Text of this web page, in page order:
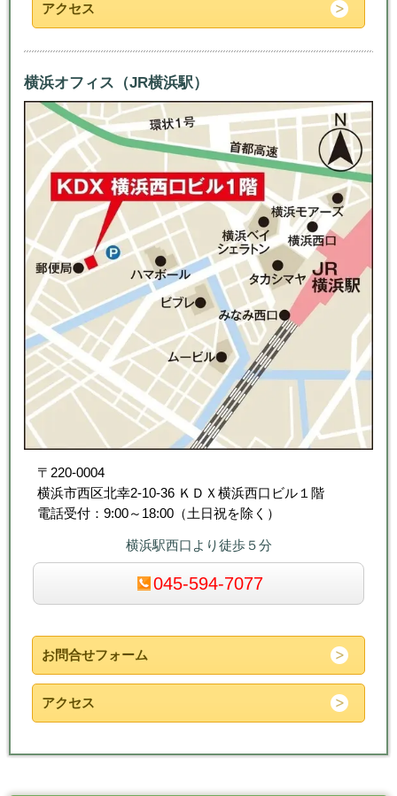
アクセス
横浜オフィス（JR横浜駅）
〒220-0004
横浜市西区北幸2-10-36 ＫＤＸ横浜西口ビル１階
電話受付：9:00～18:00（土日祝を除く）
横浜駅西口より徒歩５分
045-594-7077
お問合せフォーム
アクセス